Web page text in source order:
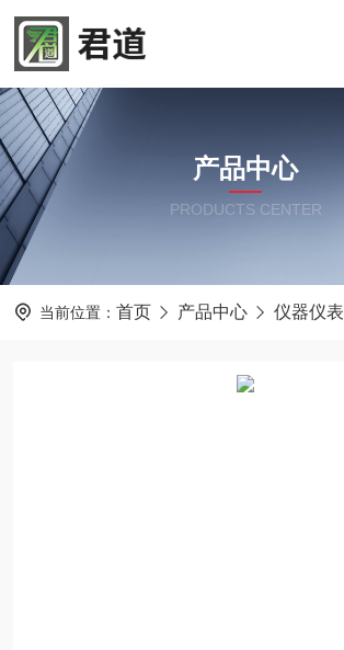
产品中心
PRODUCTS CENTER
当前位置： 首页 产品中心 仪器仪表